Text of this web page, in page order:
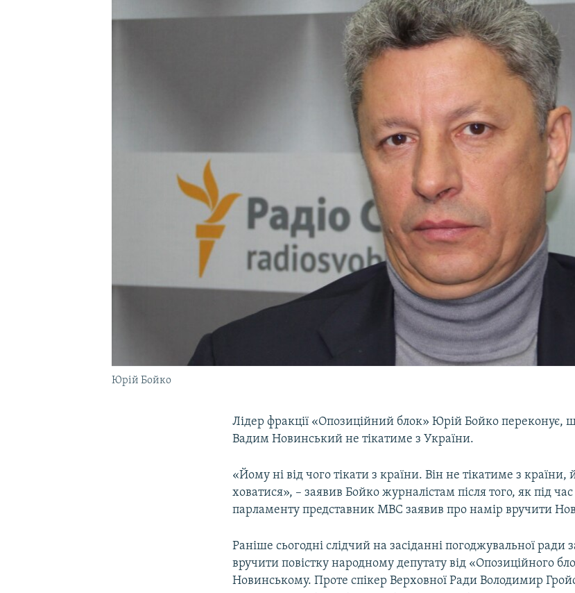
Юрій Бойко
Лідер фракції «Опозиційний блок» Юрій Бойко переконує,
Вадим Новинський не тікатиме з України.
«Йому ні від чого тікати з країни. Він не тікатиме з країни,
ховатися», – заявив Бойко журналістам після того, як під
парламенту представник МВС заявив про намір вручити
Раніше сьогодні слідчий на засіданні погоджувальної ради
вручити повістку народному депутату від «Опозиційного
Новинському. Проте спікер Верховної Ради Володимир